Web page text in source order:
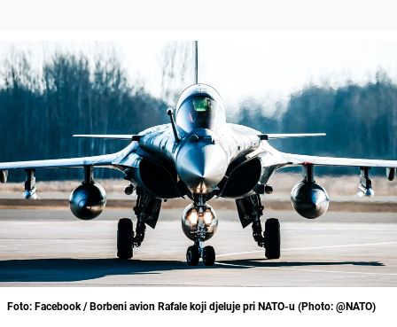
Foto: Facebook / Borbeni avion Rafale koji djeluje pri NATO-u (Photo: @NATO)